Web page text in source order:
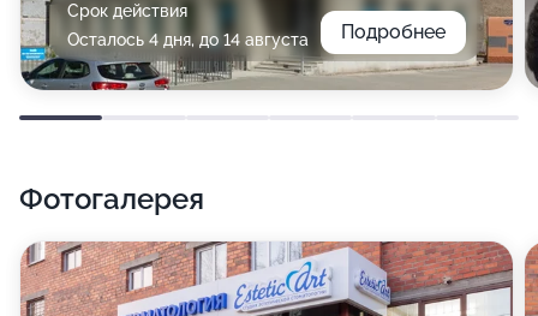
Срок действия
Осталось 4 дня, до 14 августа
Подробнее
Фотогалерея